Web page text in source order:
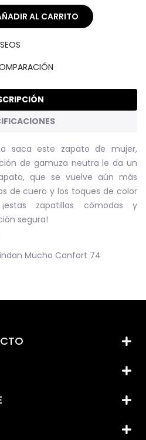
saca este zapato de mujer,
de gamuza neutra le da un
que se vuelve aún más
de cuero y los toques de color
zapatillas cómodas y
segura!
Mucho Confort 74